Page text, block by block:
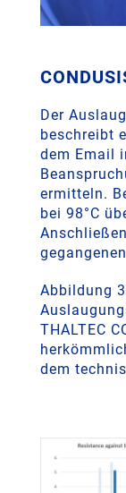
Der
beschreibt
dem Email
ermitteln.
bei 98°C
Abbildung
THALTEC
dem